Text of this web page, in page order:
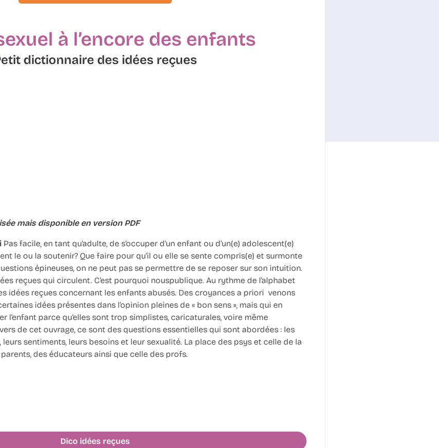
à l’encore des enfants
dictionnaire des idées reçues
mais disponible en version PDF
Pas facile, en tant qu’adulte, de s’occuper d’un enfant ou d’un(e) adolescent(e)
le ou la soutenir? Que faire pour qu’il ou elle se sente compris(e) et surmonte
épineuses, on ne peut pas se permettre de se reposer sur son intuition.
reçues qui circulent. C’est pourquoi nouspublique. Au rythme de l’alphabet
idées reçues concernant les enfants abusés. Des croyances a priori venons
idées présentes dans l’opinion pleines de « bon sens », mais qui en
l’enfant parce qu’elles sont trop simplistes, caricaturales, voire même
de cet ouvrage, ce sont des questions essentielles qui sont abordées : les
sentiments, leurs besoins et leur sexualité. La place des psys et celle de la
des éducateurs ainsi que celle des profs.
Dico idées reçues